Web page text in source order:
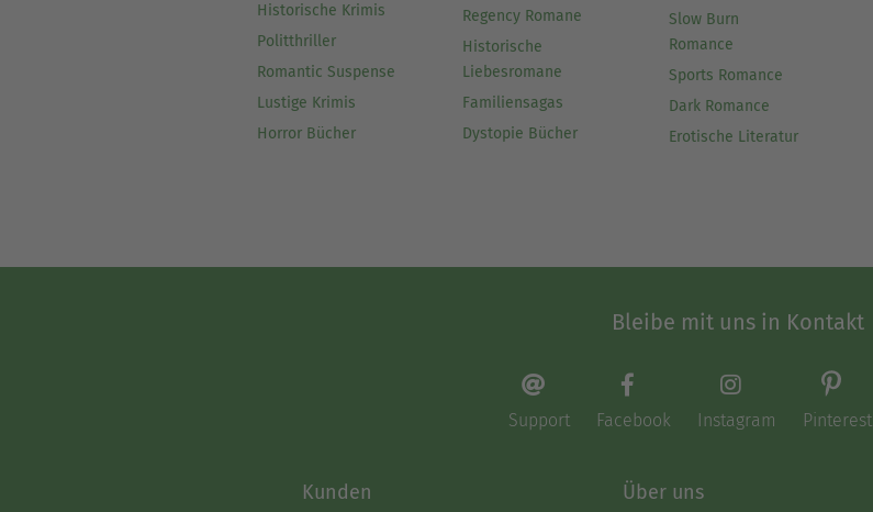
Historische Krimis
Politthriller
Romantic Suspense
Lustige Krimis
Horror Bücher
Regency Romane
Historische
Liebesromane
Familiensagas
Dystopie Bücher
Slow Burn
Romance
Sports Romance
Dark Romance
Erotische Literatur
Bleibe mit uns in Kontakt
Support Facebook Instagram Pinterest
Kunden Über uns